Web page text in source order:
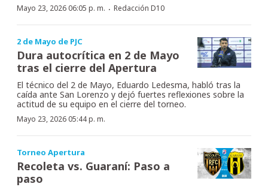
Mayo 23, 2026 06:05 p. m. · Redacción D10
2 de Mayo de PJC
Dura autocrítica en 2 de Mayo
tras el cierre del Apertura
El técnico del 2 de Mayo, Eduardo Ledesma, habló tras la
caída ante San Lorenzo y dejó fuertes reflexiones sobre la
actitud de su equipo en el cierre del torneo.
Mayo 23, 2026 05:44 p. m.
Torneo Apertura
Recoleta vs. Guaraní: Paso a
paso